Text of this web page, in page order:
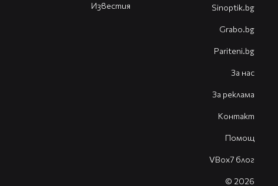
Известия Sinoptik.bg
Grabo.bg
Pariteni.bg
За нас
За реклама
Контакт
Помощ
VBox7 блог
© 2026